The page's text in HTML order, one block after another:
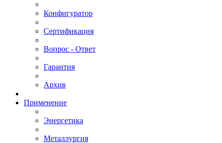
Конфигуратор
Сертификация
Вопрос - Ответ
Гарантия
Архив
Применение
Энергетика
Металлургия